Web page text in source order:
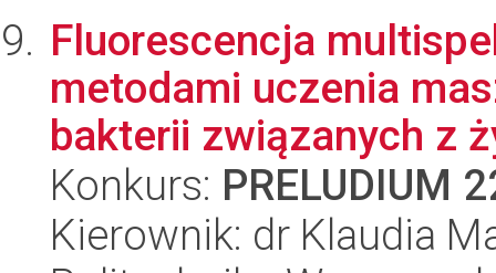
Fluorescencja
metodami uczenia
bakterii związanych z
Konkurs: PRELUDIUM
Kierownik: dr Klaudia